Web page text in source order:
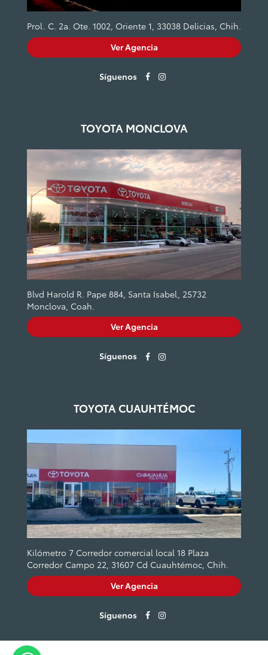
Prol. C. 2a. Ote. 1002, Oriente 1, 33038 Delicias, Chih.
Ver Agencia
Síguenos
TOYOTA MONCLOVA
Blvd Harold R. Pape 884, Santa Isabel, 25732
Monclova, Coah.
Ver Agencia
Síguenos
TOYOTA CUAUHTÉMOC
Kilómetro 7 Corredor comercial local 18 Plaza
Corredor Campo 22, 31607 Cd Cuauhtémoc, Chih.
Ver Agencia
Síguenos